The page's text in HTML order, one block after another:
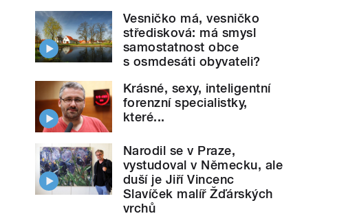
Vesničko má, vesničko
středisková: má smysl
samostatnost obce
s osmdesáti obyvateli?
Krásné, sexy, inteligentní
forenzní specialistky,
které...
Narodil se v Praze,
vystudoval v Německu, ale
duší je Jiří Vincenc
Slavíček malíř Žďárských
vrchů